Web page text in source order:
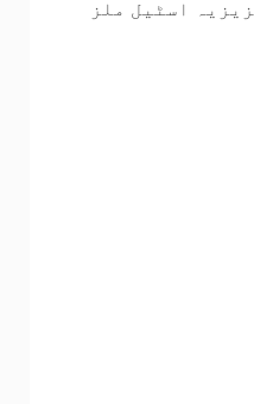
اسٹیل ملز